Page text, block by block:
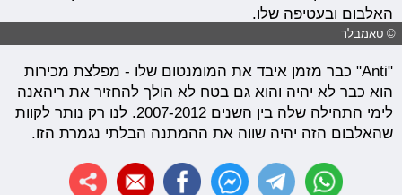
האלבום ובעטיפה שלו.
© טאמבלר
"Anti" כבר מזמן איבד את המומנטום שלו - מפלצת מכירות
הוא כבר לא יהיה והוא גם בטח לא הולך להחזיר את ריהאנה
לימי התהילה שלה בין השנים 2007-2012. לנו רק נותר לקוות
שהאלבום הזה יהיה שווה את ההמתנה הבלתי נגמרת הזו.